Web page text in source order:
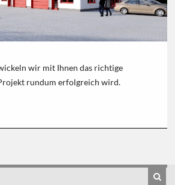
wir mit Ihnen das richtige
rundum erfolgreich wird.